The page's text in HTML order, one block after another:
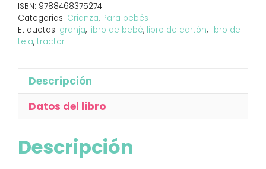
ISBN: 9788468375274
Categorías: Crianza, Para bebés
Etiquetas: granja, libro de bebé, libro de cartón, libro de
tela, tractor
Descripción
Datos del libro
Descripción